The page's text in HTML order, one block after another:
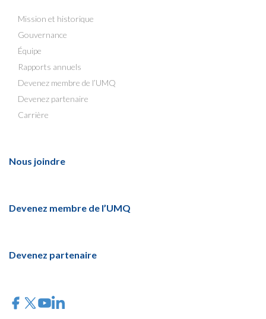
Mission et historique
Gouvernance
Équipe
Rapports annuels
Devenez membre de l’UMQ
Devenez partenaire
Carrière
Nous joindre
Devenez membre de l’UMQ
Devenez partenaire